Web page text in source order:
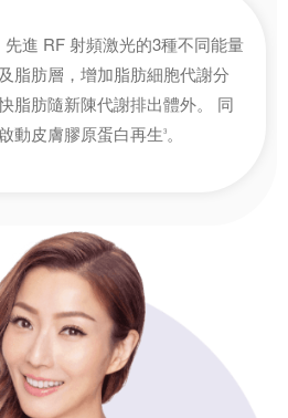
進 RF 射頻激光的3種不同能量
脂肪層，增加脂肪細胞代謝分
脂肪隨新陳代謝排出體外。 同
動皮膚膠原蛋白再生3 。